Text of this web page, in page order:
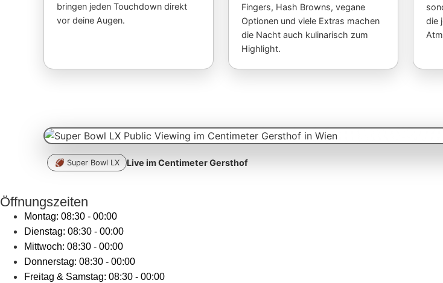
bringen jeden Touchdown direkt
vor deine Augen.
Fingers, Hash Browns, vegane
Optionen und viele Extras machen
die Nacht auch kulinarisch zum
Highlight.
die
🏈 Super Bowl LX Live im Centimeter Gersthof
Öffnungszeiten
Montag: 08:30 - 00:00
Dienstag: 08:30 - 00:00
Mittwoch: 08:30 - 00:00
Donnerstag: 08:30 - 00:00
Freitag & Samstag: 08:30 - 00:00